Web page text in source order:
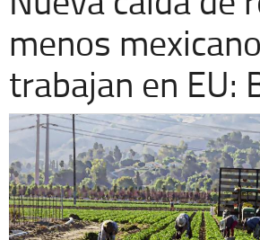
Economía
Espectáculos
Extra +
menos
trabajan en EU: